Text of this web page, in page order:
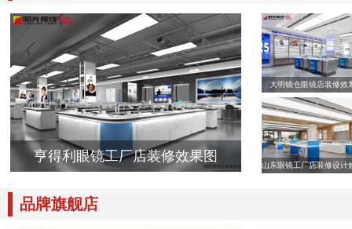
亨得利眼镜工厂店装修效果图
大明镜仓眼镜店装修效
山东眼镜工厂店装修设计
品牌旗舰店